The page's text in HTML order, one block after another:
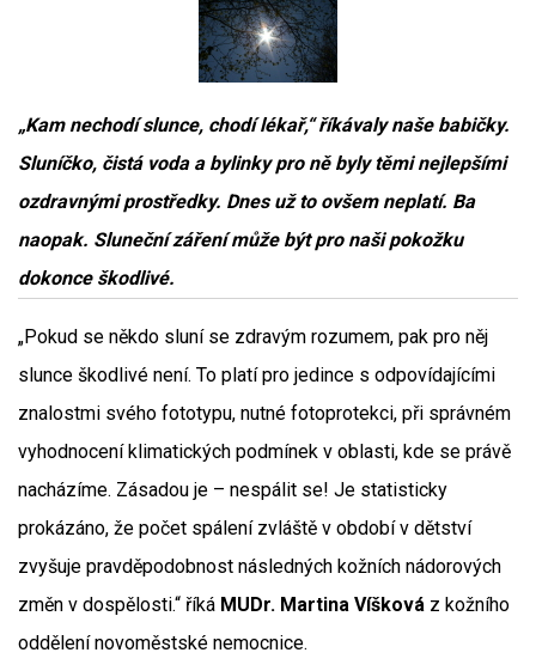
„Kam nechodí slunce, chodí lékař,“ říkávaly naše babičky.
Sluníčko, čistá voda a bylinky pro ně byly těmi nejlepšími
ozdravnými prostředky. Dnes už to ovšem neplatí. Ba
naopak. Sluneční záření může být pro naši pokožku
dokonce škodlivé.
„Pokud se někdo sluní se zdravým rozumem, pak pro něj
slunce škodlivé není. To platí pro jedince s odpovídajícími
znalostmi svého fototypu, nutné fotoprotekci, při správném
vyhodnocení klimatických podmínek v oblasti, kde se právě
nacházíme. Zásadou je – nespálit se! Je statisticky
prokázáno, že počet spálení zvláště v období v dětství
zvyšuje pravděpodobnost následných kožních nádorových
změn v dospělosti.“ říká MUDr. Martina Víšková z kožního
oddělení novoměstské nemocnice.